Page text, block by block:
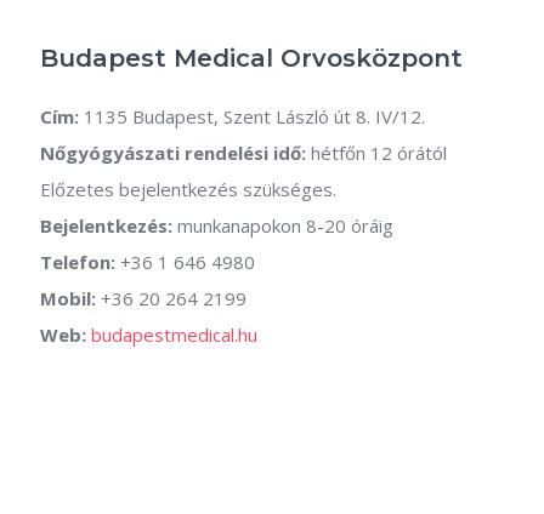
Budapest Medical Orvosközpont
Cím: 1135 Budapest, Szent László út 8. IV/12.
Nőgyógyászati rendelési idő: hétfőn 12 órától
Előzetes bejelentkezés szükséges.
Bejelentkezés: munkanapokon 8-20 óráig
Telefon: +36 1 646 4980
Mobil: +36 20 264 2199
Web: budapestmedical.hu